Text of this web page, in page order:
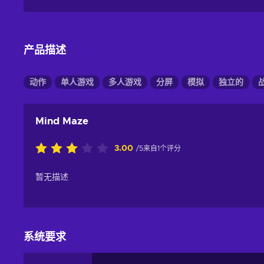
产品描述
动作 单人游戏 多人游戏 分屏 模拟 独立的
Mind Maze
3.00 /5来自1个评分
暂无描述
系统要求